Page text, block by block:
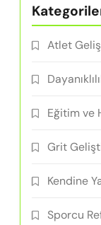
Atlet
Eğitim ve
Grit
Kendine
Sporcu